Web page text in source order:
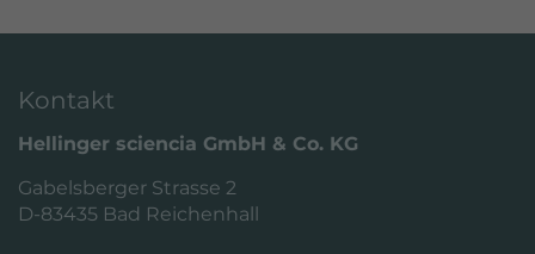
Kontakt
Hellinger sciencia GmbH & Co. KG
Gabelsberger Strasse 2
D-83435 Bad Reichenhall